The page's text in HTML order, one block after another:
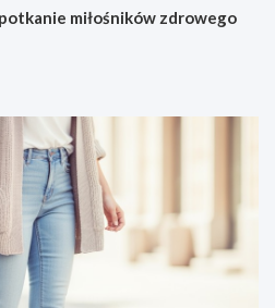
miłośników zdrowego